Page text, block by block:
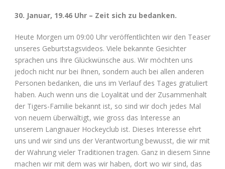
30. Januar, 19.46 Uhr – Zeit sich zu bedanken.
Heute Morgen um 09:00 Uhr veröffentlichten wir den Teaser
unseres Geburtstagsvideos. Viele bekannte Gesichter
sprachen uns Ihre Glückwünsche aus. Wir möchten uns
jedoch nicht nur bei Ihnen, sondern auch bei allen anderen
Personen bedanken, die uns im Verlauf des Tages gratuliert
haben. Auch wenn uns die Loyalität und der Zusammenhalt
der Tigers-Familie bekannt ist, so sind wir doch jedes Mal
von neuem überwältigt, wie gross das Interesse an
unserem Langnauer Hockeyclub ist. Dieses Interesse ehrt
uns und wir sind uns der Verantwortung bewusst, die wir mit
der Wahrung vieler Traditionen tragen. Ganz in diesem Sinne
machen wir mit dem was wir haben, dort wo wir sind, das